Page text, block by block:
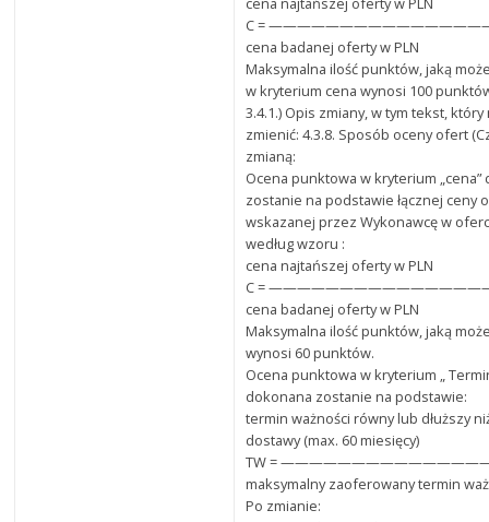
C = ———————————————— x
cena badanej oferty w PLN
Maksymalna ilość punktów, jaką
w kryterium cena wynosi 100
3.4.1.) Opis zmiany, w tym tekst,
zmienić: 4.3.8. Sposób oceny ofert
zmianą:
Ocena punktowa w kryterium „cena”
zostanie na podstawie łącznej ceny
wskazanej przez Wykonawcę w
według wzoru :
cena najtańszej oferty w PLN
C = ————————————————
cena badanej oferty w PLN
Maksymalna ilość punktów, jaką
wynosi 60 punktów.
Ocena punktowa w kryterium „
dokonana zostanie na podstawie:
termin ważności równy lub dłuższy
dostawy (max. 60 miesięcy)
TW =
maksymalny zaoferowany termin
Po zmianie: